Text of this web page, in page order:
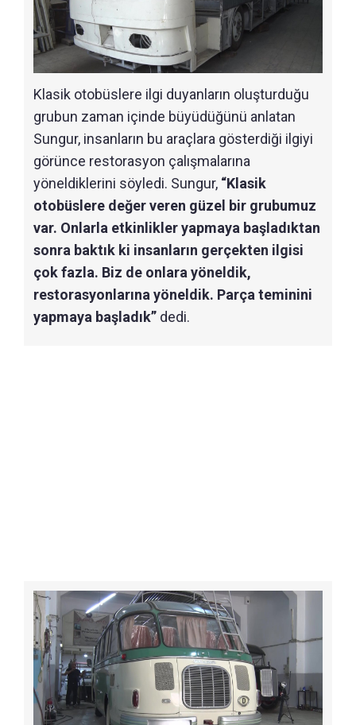
Klasik otobüslere ilgi duyanların oluşturduğu
grubun zaman içinde büyüdüğünü anlatan
Sungur, insanların bu araçlara gösterdiği ilgiyi
görünce restorasyon çalışmalarına
yöneldiklerini söyledi. Sungur, “Klasik
otobüslere değer veren güzel bir grubumuz
var. Onlarla etkinlikler yapmaya başladıktan
sonra baktık ki insanların gerçekten ilgisi
çok fazla. Biz de onlara yöneldik,
restorasyonlarına yöneldik. Parça teminini
yapmaya başladık” dedi.